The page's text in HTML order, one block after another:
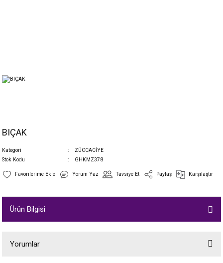
BIÇAK
Kategori
ZÜCCACİYE
Stok Kodu
GHKMZ378
Yorum Yaz Tavsiye Et Paylaş Karşılaştır
Ürün Bilgisi
Yorumlar